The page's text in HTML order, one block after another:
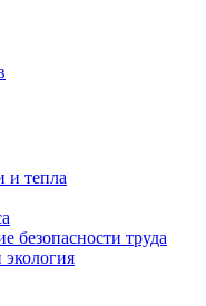
и тепла
безопасности труда